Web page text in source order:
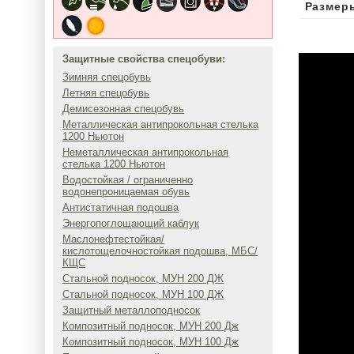
Защитные свойства спецобуви:
Зимняя спецобувь
Летняя спецобувь
Демисезонная спецобувь
Металлическая антипрокольная стелька
1200 Ньютон
Неметаллическая антипрокольная
стелька 1200 Ньютон
Водостойкая / ограниченно
водонепроницаемая обувь
Антистатичная подошва
Энергопоглощающий каблук
Маслонефтестойкая/
кислотощелочностойкая подошва, МБС/
КЩС
Стальной подносок, МУН 200 ДЖ
Стальной подносок, МУН 100 ДЖ
Защитный металлоподносок
Композитный подносок, МУН 200 Дж
Композитный подносок, МУН 100 Дж